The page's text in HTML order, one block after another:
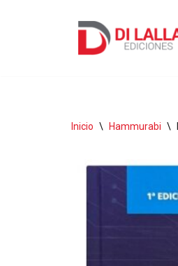
Inicio \ Hammurabi \